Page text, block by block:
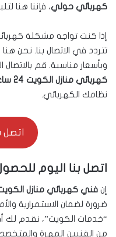
كهربائي حولي، فإننا هنا
إذا كنت تواجه مشكلة
تتردد في الاتصال بنا. نحن
وبأسعار مناسبة. قم
كهربائي منازل الكويت 24 ساعة
نظامك الكهربائي.
اتصل بنا
اتصل بنا اليوم
إن فني كهربائي منازل الكويت 24
ضرورة لضمان الاستمرارية
“خدمات الكويت”، نقدم لك
من الفنيين المهرة